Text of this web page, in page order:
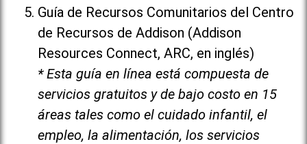
Guía de Recursos Comunitarios del Centro
de Recursos de Addison (Addison
Resources Connect, ARC, en inglés)
* Esta guía en línea está compuesta de
servicios gratuitos y de bajo costo en 15
áreas tales como el cuidado infantil, el
empleo, la alimentación, los servicios